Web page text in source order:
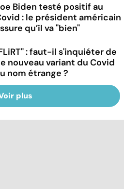
Biden testé positif au
: le président américain
qu’il va "bien"
: faut-il s'inquiéter de
nouveau variant du Covid
nom étrange ?
plus